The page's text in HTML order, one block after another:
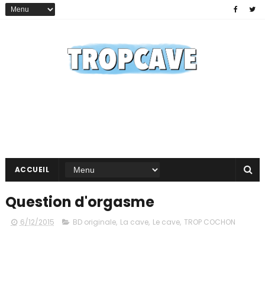
ACCUEIL
Question d'orgasme
6/12/2015 BD originale, La cave, Le cave, TROP COCHON